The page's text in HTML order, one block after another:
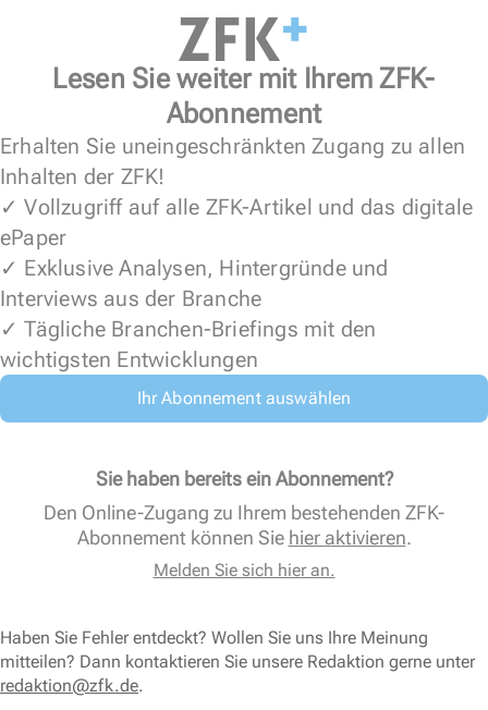
Lesen Sie weiter mit Ihrem ZFK-
Abonnement
Erhalten Sie uneingeschränkten Zugang zu allen
Inhalten der ZFK!
✓ Vollzugriff auf alle ZFK-Artikel und das digitale
ePaper
✓ Exklusive Analysen, Hintergründe und
Interviews aus der Branche
✓ Tägliche Branchen-Briefings mit den
wichtigsten Entwicklungen
Ihr Abonnement auswählen
Sie haben bereits ein Abonnement?
Den Online-Zugang zu Ihrem bestehenden ZFK-
Abonnement können Sie hier aktivieren.
Melden Sie sich hier an.
Haben Sie Fehler entdeckt? Wollen Sie uns Ihre Meinung
mitteilen? Dann kontaktieren Sie unsere Redaktion gerne unter
redaktion@zfk.de.